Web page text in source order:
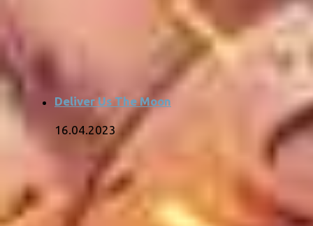
Deliver Us The Moon
16.04.2023